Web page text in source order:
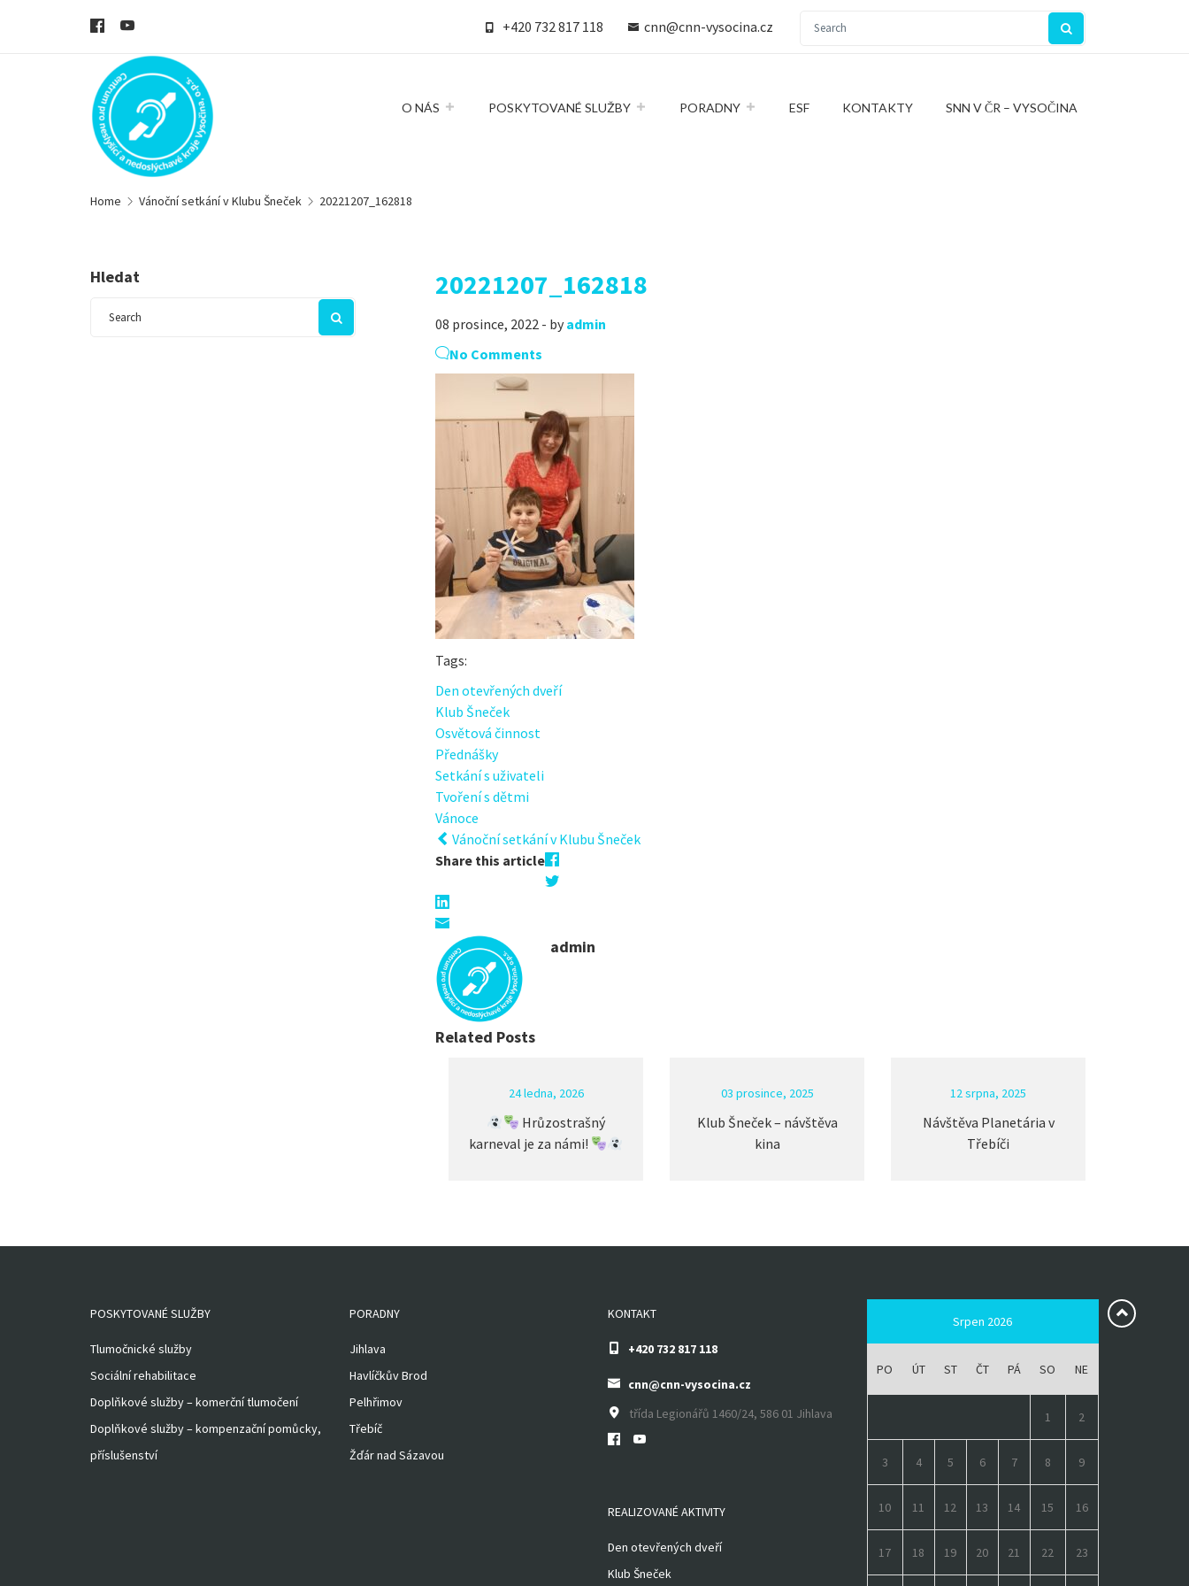
+420 732 817 118 cnn@cnn-vysocina.cz
O NÁS POSKYTOVANÉ SLUŽBY PORADNY ESF KONTAKTY SNN V ČR – VYSOČINA
Home Vánoční setkání v Klubu Šneček 20221207_162818
20221207_162818
08 prosince, 2022 - by admin
No Comments
Tags:
Den otevřených dveří
Klub Šneček
Osvětová činnost
Přednášky
Setkání s uživateli
Tvoření s dětmi
Vánoce
Vánoční setkání v Klubu Šneček
Share this article
admin
Related Posts
24 ledna, 2026
Hrůzostrašný
karneval je za námi!
03 prosince, 2025
Klub Šneček – návštěva
kina
12 srpna, 2025
Návštěva Planetária v
Třebíči
Hledat
POSKYTOVANÉ SLUŽBY
Tlumočnické služby
Sociální rehabilitace
Doplňkové služby – komerční tlumočení
Doplňkové služby – kompenzační pomůcky,
příslušenství
PORADNY
Jihlava
Havlíčkův Brod
Pelhřimov
Třebíč
Žďár nad Sázavou
KONTAKT
+420 732 817 118
cnn@cnn-vysocina.cz
třída Legionářů 1460/24, 586 01 Jihlava
REALIZOVANÉ AKTIVITY
Den otevřených dveří
Klub Šneček
Srpen 2026
PO ÚT ST ČT PÁ SO NE
1 2
3 4 5 6 7 8 9
10 11 12 13 14 15 16
17 18 19 20 21 22 23